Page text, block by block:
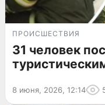
ПРОИСШЕСТВИЯ
31 человек
8 июня, 2026, 12:14